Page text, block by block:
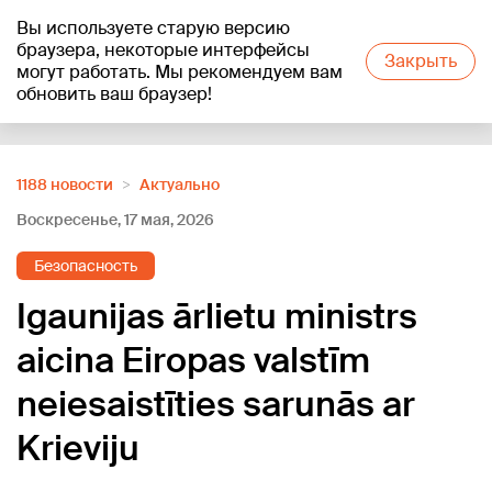
Вы используете старую версию
браузера, некоторые интерфейсы
могут работать. Мы рекомендуем вам
обновить ваш браузер!
Закрыть
+15°C
1188 новости
Актуально
Воскресенье, 17 мая, 2026
Безопасность
Igaunijas ārlietu ministrs
aicina Eiropas valstīm
neiesaistīties sarunās ar
Krieviju